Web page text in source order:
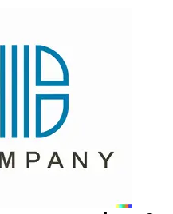
Geld